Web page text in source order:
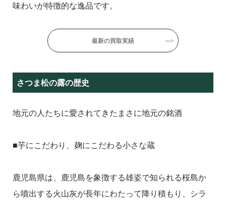
味わいが特徴的な逸品です。
最新の買取実績
さつま松の露の歴史
地元の人たちに愛されてきたまさに地元の銘酒
■芋にこだわり、麹にこだわる小さな蔵
鹿児島県は、鹿児島を象徴する雄姿で知られる桜島か
ら噴出する火山灰が長年にわたって降り積もり、シラ